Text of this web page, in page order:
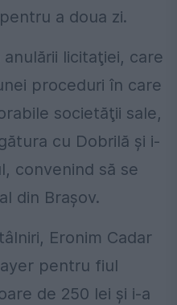
a doua zi.
licitaţiei, care
proceduri în care
societăţii sale,
cu Dobrilă şi i-
convenind să se
din Braşov.
Eronim Cadar
pentru fiul
de 250 lei şi i-a